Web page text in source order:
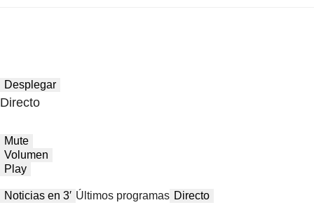
Desplegar
Directo
Mute
Volumen
Play
Noticias en 3′ Últimos programas Directo